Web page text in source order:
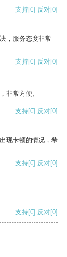
支持[0] 反对[0]
，服务态度非常
支持[0] 反对[0]
非常方便。
支持[0] 反对[0]
现卡顿的情况，希
支持[0] 反对[0]
支持[0] 反对[0]